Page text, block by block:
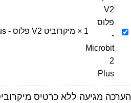
מיקרוביט
פלוס
2
1
× מיקרוביט V2 פלוס - Microbit 2 Plus
הערכה מגיעה ללא כרטיס